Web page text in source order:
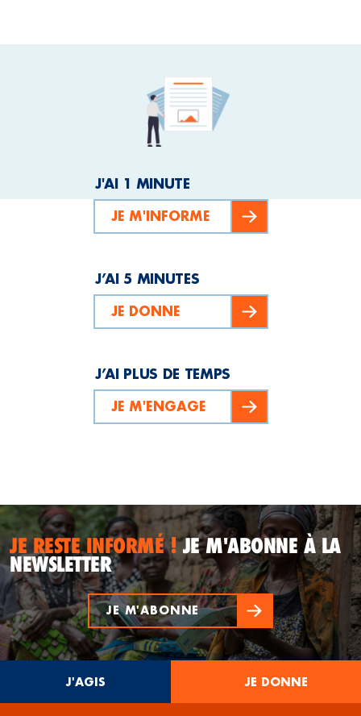
J'AI 1 MINUTE
JE M'INFORME
J’AI 5 MINUTES
JE DONNE
J’AI PLUS DE TEMPS
JE M'ENGAGE
JE RESTE INFORMÉ !JE M'ABONNE À LA
NEWSLETTER
JE M'ABONNE
J'AGIS JE DONNE